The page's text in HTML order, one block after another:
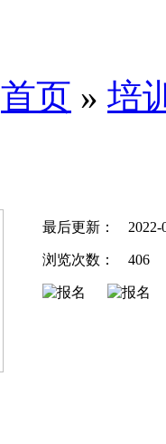
首页 » 培
最后更新： 2022-
浏览次数： 406